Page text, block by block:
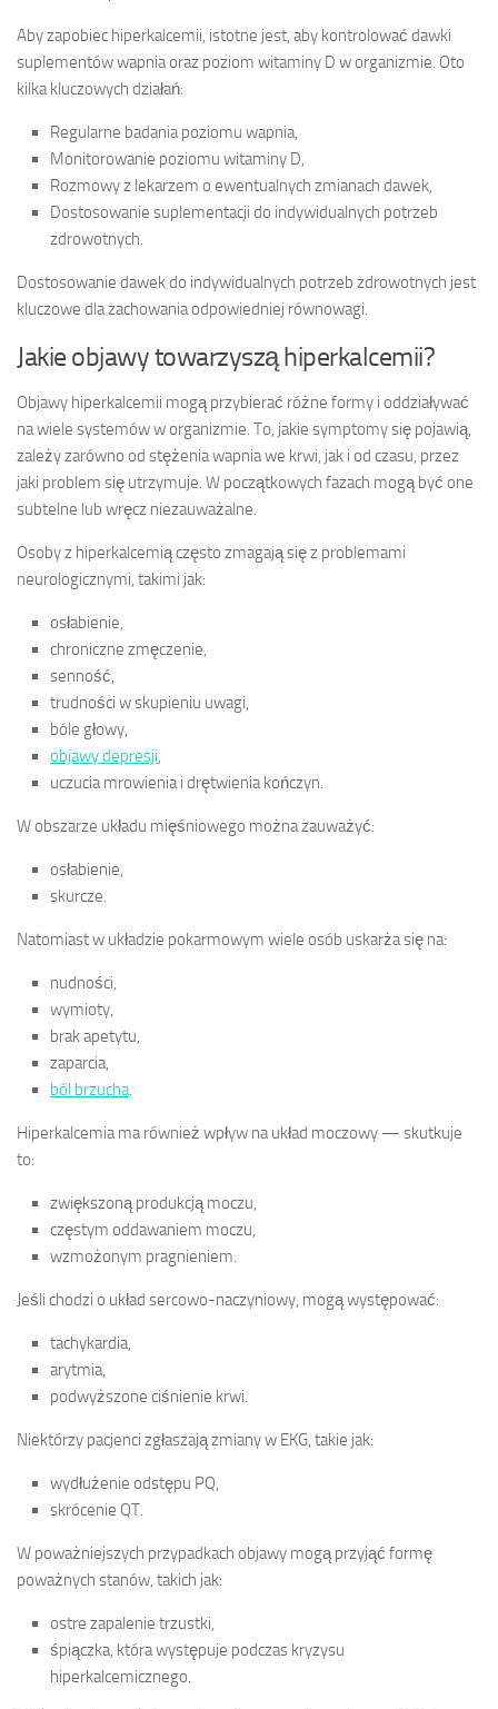
Aby zapobiec hiperkalcemii, istotne jest, aby kontrolować dawki
suplementów wapnia oraz poziom witaminy D w organizmie. Oto
kilka kluczowych działań:
Regularne badania poziomu wapnia,
Monitorowanie poziomu witaminy D,
Rozmowy z lekarzem o ewentualnych zmianach dawek,
Dostosowanie suplementacji do indywidualnych potrzeb
zdrowotnych.
Dostosowanie dawek do indywidualnych potrzeb zdrowotnych jest
kluczowe dla zachowania odpowiedniej równowagi.
Jakie objawy towarzyszą hiperkalcemii?
Objawy hiperkalcemii mogą przybierać różne formy i oddziaływać
na wiele systemów w organizmie. To, jakie symptomy się pojawią,
zależy zarówno od stężenia wapnia we krwi, jak i od czasu, przez
jaki problem się utrzymuje. W początkowych fazach mogą być one
subtelne lub wręcz niezauważalne.
Osoby z hiperkalcemią często zmagają się z problemami
neurologicznymi, takimi jak:
osłabienie,
chroniczne zmęczenie,
senność,
trudności w skupieniu uwagi,
bóle głowy,
objawy depresji,
uczucia mrowienia i drętwienia kończyn.
W obszarze układu mięśniowego można zauważyć:
osłabienie,
skurcze.
Natomiast w układzie pokarmowym wiele osób uskarża się na:
nudności,
wymioty,
brak apetytu,
zaparcia,
ból brzucha.
Hiperkalcemia ma również wpływ na układ moczowy — skutkuje
to:
zwiększoną produkcją moczu,
częstym oddawaniem moczu,
wzmożonym pragnieniem.
Jeśli chodzi o układ sercowo-naczyniowy, mogą występować:
tachykardia,
arytmia,
podwyższone ciśnienie krwi.
Niektórzy pacjenci zgłaszają zmiany w EKG, takie jak:
wydłużenie odstępu PQ,
skrócenie QT.
W poważniejszych przypadkach objawy mogą przyjąć formę
poważnych stanów, takich jak:
ostre zapalenie trzustki,
śpiączka, która występuje podczas kryzysu
hiperkalcemicznego.